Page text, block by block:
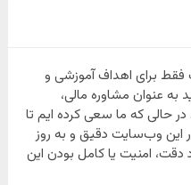
فقط برای اهداف آموزشی و
به عنوان مشاوره مالی،
حالی که ما سعی کرده ایم تا
این وب‌سایت دقیق و به روز
امنیت یا کامل بودن این